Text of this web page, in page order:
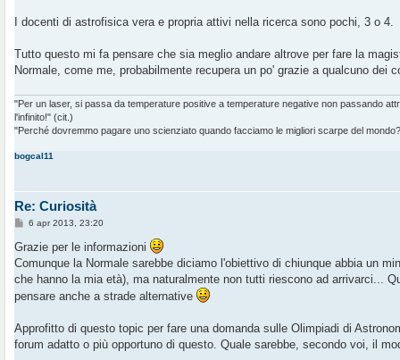
I docenti di astrofisica vera e propria attivi nella ricerca sono pochi, 3 o 4.
Tutto questo mi fa pensare che sia meglio andare altrove per fare la
Normale, come me, probabilmente recupera un po' grazie a qualcuno dei
"Per un laser, si passa da temperature positive a temperature negative non passando
l'infinito!" (cit.)
"Perché dovremmo pagare uno scienziato quando facciamo le migliori scarpe del
bogcal11
Re: Curiosità
M
s
a
g
i
6 apr 2013, 23:20
Grazie per le informazioni
Comunque la Normale sarebbe diciamo l'obiettivo di chiunque abbia un
che hanno la mia età), ma naturalmente non tutti riescono ad arrivarci...
pensare anche a strade alternative
Approfitto di questo topic per fare una domanda sulle Olimpiadi di
forum adatto o più opportuno di questo. Quale sarebbe, secondo voi, il